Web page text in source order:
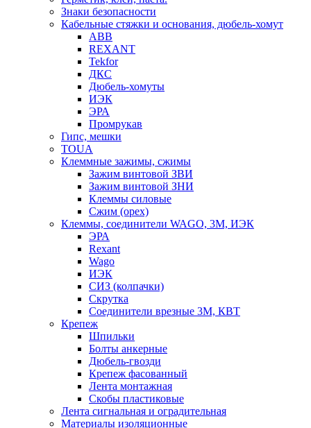
Знаки безопасности
Кабельные стяжки и основания, дюбель-хомут
ABB
REXANT
Tekfor
ДКС
Дюбель-хомуты
ИЭК
ЭРА
Промрукав
Гипс, мешки
TOUA
Клеммные зажимы, сжимы
Зажим винтовой ЗВИ
Зажим винтовой ЗНИ
Клеммы силовые
Сжим (орех)
Клеммы, соединители WAGO, 3M, ИЭК
ЭРА
Rexant
Wago
ИЭК
СИЗ (колпачки)
Скрутка
Соединители врезные 3M, КВТ
Крепеж
Шпильки
Болты анкерные
Дюбель-гвозди
Крепеж фасованный
Лента монтажная
Скобы пластиковые
Лента сигнальная и оградительная
Материалы изоляционные